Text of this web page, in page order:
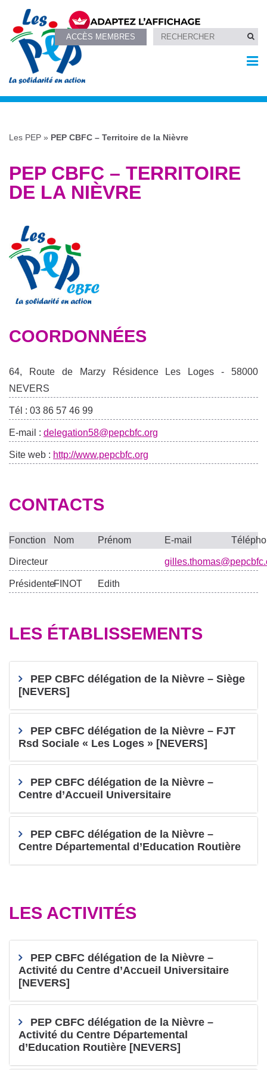
ACCÈS MEMBRES
Les PEP » PEP CBFC – Territoire de la Nièvre
PEP CBFC – TERRITOIRE
DE LA NIÈVRE
COORDONNÉES
64, Route de Marzy Résidence Les Loges - 58000
NEVERS
Tél : 03 86 57 46 99
E-mail : delegation58@pepcbfc.org
Site web : http://www.pepcbfc.org
CONTACTS
Fonction Nom Prénom E-mail
Directeur
PrésidenteFINOT Edith
LES ÉTABLISSEMENTS
PEP CBFC délégation de la Nièvre – Siège
[NEVERS]
PEP CBFC délégation de la Nièvre – FJT
Rsd Sociale « Les Loges » [NEVERS]
PEP CBFC délégation de la Nièvre –
Centre d’Accueil Universitaire
PEP CBFC délégation de la Nièvre –
Centre Départemental d’Education Routière
LES ACTIVITÉS
PEP CBFC délégation de la Nièvre –
Activité du Centre d’Accueil Universitaire
[NEVERS]
PEP CBFC délégation de la Nièvre –
Activité du Centre Départemental
d’Education Routière [NEVERS]